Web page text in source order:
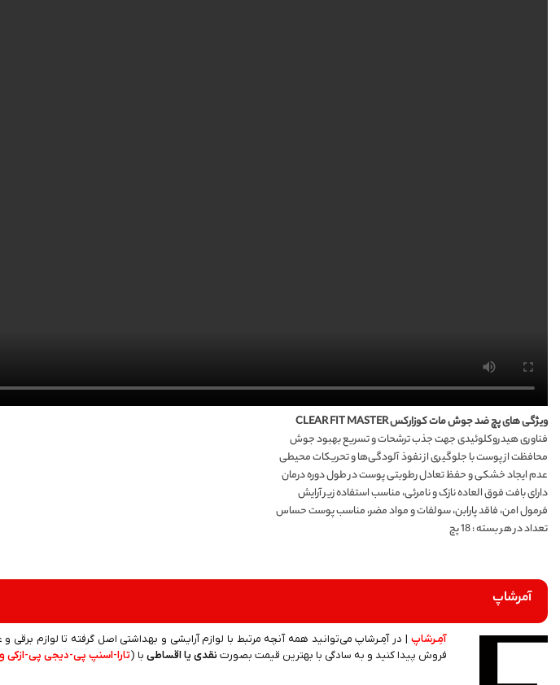
ویژگی های پچ ضد جوش مات کوزارکس CLEAR FIT MASTER
فناوری هیدروکلوئیدی جهت جذب ترشحات و تسریع بهبود جوش‌
محافظت از پوست با جلوگیری از نفوذ آلودگی‌ها و تحریکات محیطی
عدم ایجاد خشکی و حفظ تعادل رطوبتی پوست در طول دوره درمان
دارای بافت فوق‌ العاده نازک و نامرئی، مناسب استفاده زیر آرایش
فرمول امن، فاقد پارابن، سولفات و مواد مضر، مناسب پوست حساس
تعداد در هر بسته : 18 پچ
آمرشاپ
آمِـرشاپ | در آمِـرشاپ می‌توانید همه آنچه مرتبط با لوازم آرایشی و بهداشتی اصل گرفته تا لوازم برقی و
فروش پیدا کنید و به سادگی با بهترین قیمت بصورت نقدی یا اقساطی با (تارا-اسنپ پی-دیجی پی-ازکی